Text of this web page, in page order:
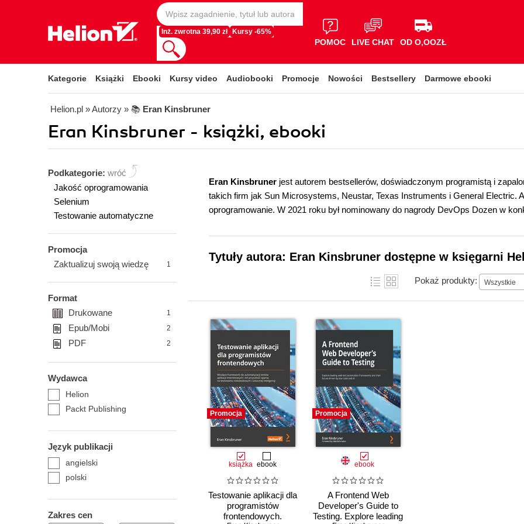
Inż. zwrotna 39,90 zł Kursy -65%
POMOC LIVE CHAT OD O,OOZŁ
Kategorie Książki Ebooki Kursy video Audiobooki Promocje Nowości Bestsellery Darmowe ebooki
Helion.pl » Autorzy » 📚 Eran Kinsbruner
Eran Kinsbruner - książki, ebooki
Podkategorie: wróć
Jakość oprogramowania
Selenium
Testowanie automatyczne
Promocja
Zaktualizuj swoją wiedzę
1
Format
Drukowane
1
Epub/Mobi 2
PDF 2
Wydawca
Helion
Packt Publishing
Język publikacji
angielski
polski
Zakres cen
Eran Kinsbruner jest autorem bestsellerów, doświadczonym programistą i
takich firm jak Sun Microsystems, Neustar, Texas Instruments i General Electric.
oprogramowanie. W 2021 roku był nominowany do nagrody DevOps Dozen w
Tytuły autora: Eran Kinsbruner dostępne w księgarni
Pokaż produkty: Wszystkie
Promocja
książka ebook
Testowanie aplikacji dla
programistów
frontendowych.
Promocja
ebook
A Frontend Web
Developer's Guide to
Testing. Explore leading